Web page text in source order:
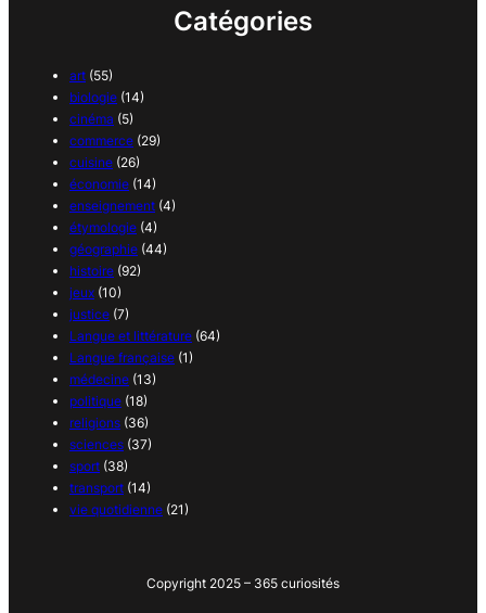
Catégories
art (55)
biologie (14)
cinéma (5)
commerce (29)
cuisine (26)
économie (14)
enseignement (4)
étymologie (4)
géographie (44)
histoire (92)
jeux (10)
justice (7)
Langue et littérature (64)
Langue française (1)
médecine (13)
politique (18)
religions (36)
sciences (37)
sport (38)
transport (14)
vie quotidienne (21)
Copyright 2025 – 365 curiosités